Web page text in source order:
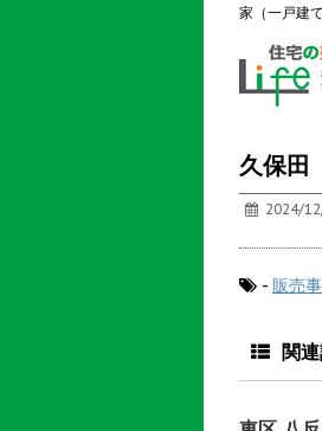
家（一戸建
久保田
2024/
- 販売
関